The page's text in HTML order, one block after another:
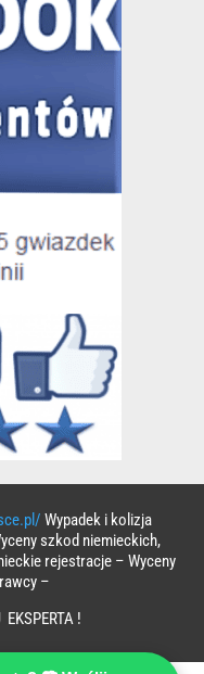
Wypadek i kolizja
szkod niemieckich,
rejestracje – Wyceny
–
!